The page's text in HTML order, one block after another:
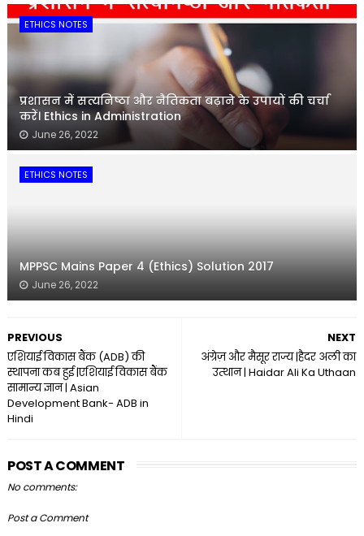
ETHICS NOTES
प्रशासन में सत्यनिष्ठा और नैतिकता बढ़ाने के उपायों की चर्चा
करें। Ethics in Administration
June 26, 2022
ETHICS NOTES
MPPSC Mains Paper 4 (Ethics) Solution 2017
June 26, 2022
NEXT
अंग्रेज़ और मैसूर राज्य |हैदर अली का
उत्थान | Haidar Ali Ka Uthaan
PREVIOUS
एशियाई विकास बैंक (ADB) की
स्थापना कब हुई |एशियाई विकास बैंक
सामान्य ज्ञान | Asian
Development Bank- ADB in
Hindi
POST A COMMENT
No comments:
Post a Comment